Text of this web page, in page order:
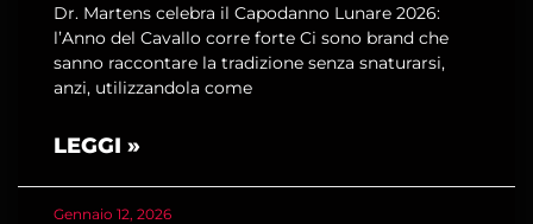
Dr. Martens celebra il Capodanno Lunare 2026:
l’Anno del Cavallo corre forte Ci sono brand che
sanno raccontare la tradizione senza snaturarsi,
anzi, utilizzandola come
LEGGI »
Gennaio 12, 2026